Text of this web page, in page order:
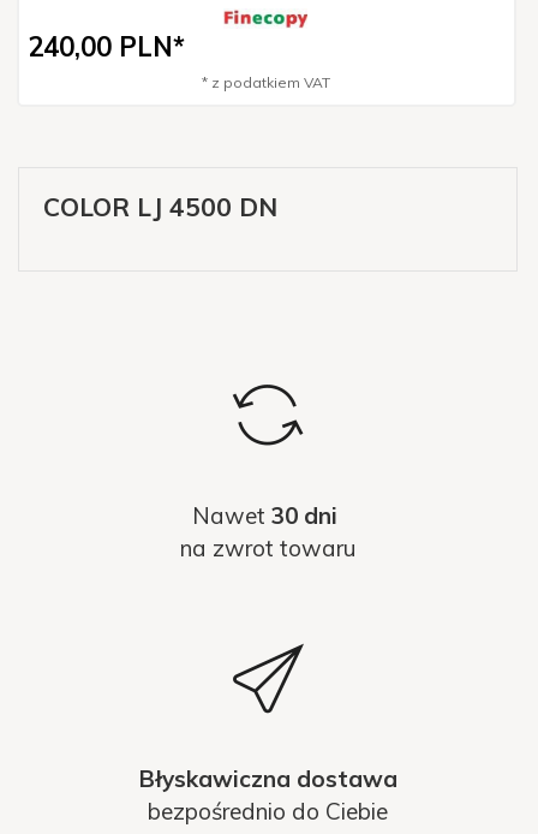
240,00 PLN*
* z podatkiem VAT
COLOR LJ 4500 DN
Nawet 30 dni
na zwrot towaru
Błyskawiczna dostawa
bezpośrednio do Ciebie